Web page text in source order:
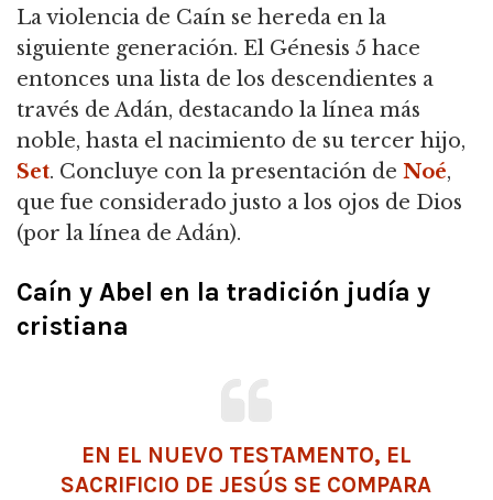
La violencia de Caín se hereda en la
siguiente generación. El Génesis 5 hace
entonces una lista de los descendientes a
través de Adán, destacando la línea más
noble, hasta el nacimiento de su tercer hijo,
Set. Concluye con la presentación de Noé,
que fue considerado justo a los ojos de Dios
(por la línea de Adán).
Caín y Abel en la tradición judía y
cristiana
EN EL NUEVO TESTAMENTO, EL
SACRIFICIO DE JESÚS SE COMPARA